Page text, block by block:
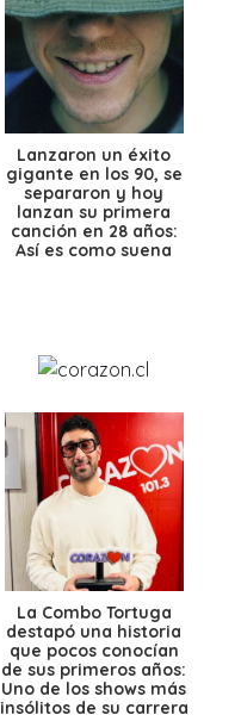
Lanzaron un éxito
gigante en los 90, se
separaron y hoy
lanzan su primera
canción en 28 años:
Así es como suena
La Combo Tortuga
destapó una historia
que pocos conocían
de sus primeros años:
Uno de los shows más
insólitos de su carrera